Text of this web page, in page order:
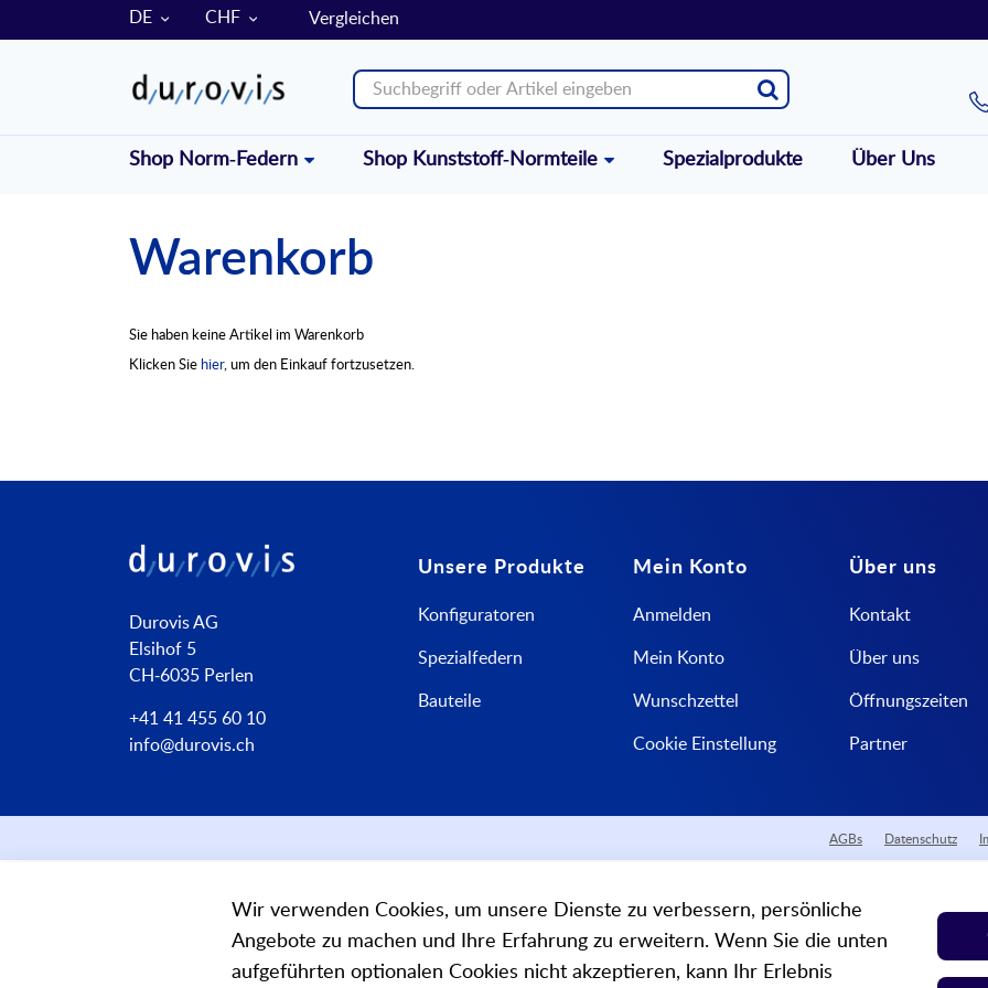
SPRACHE
DE WÄHRUNG
CHF Vergleichen
Shop Norm-Federn Shop Kunststoff-Normteile Spezialprodukte Über Uns
Warenkorb
Sie haben keine Artikel im Warenkorb
Klicken Sie hier, um den Einkauf fortzusetzen.
Durovis AG
Elsihof 5
CH-6035 Perlen
+41 41 455 60 10
info@durovis.ch
Unsere Produkte
Konfiguratoren
Spezialfedern
Bauteile
Mein Konto
Anmelden
Mein Konto
Wunschzettel
Cookie Einstellung
Über uns
Kontakt
Über uns
Öffnungszeiten
Partner
AGBs Datenschutz
Wir verwenden Cookies, um unsere Dienste zu verbessern, persönliche
Angebote zu machen und Ihre Erfahrung zu erweitern. Wenn Sie die unten
aufgeführten optionalen Cookies nicht akzeptieren, kann Ihr Erlebnis